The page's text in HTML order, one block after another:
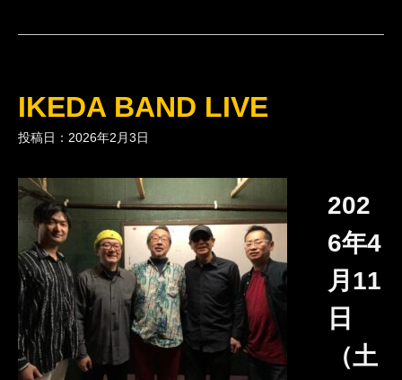
IKEDA BAND LIVE
投稿日：2026年2月3日
202
6年4
月11
日
（土